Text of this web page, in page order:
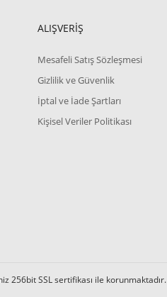
ALIŞVERİŞ
Mesafeli Satış Sözleşmesi
Gizlilik ve Güvenlik
İptal ve İade Şartları
Kişisel Veriler Politikası
256bit SSL sertifikası ile korunmaktadır.